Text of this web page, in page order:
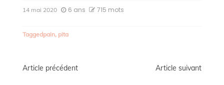
14 mai 2020 6 ans 715 mots
Taggedpain, pita
Navigation
Article précédent Article suivant